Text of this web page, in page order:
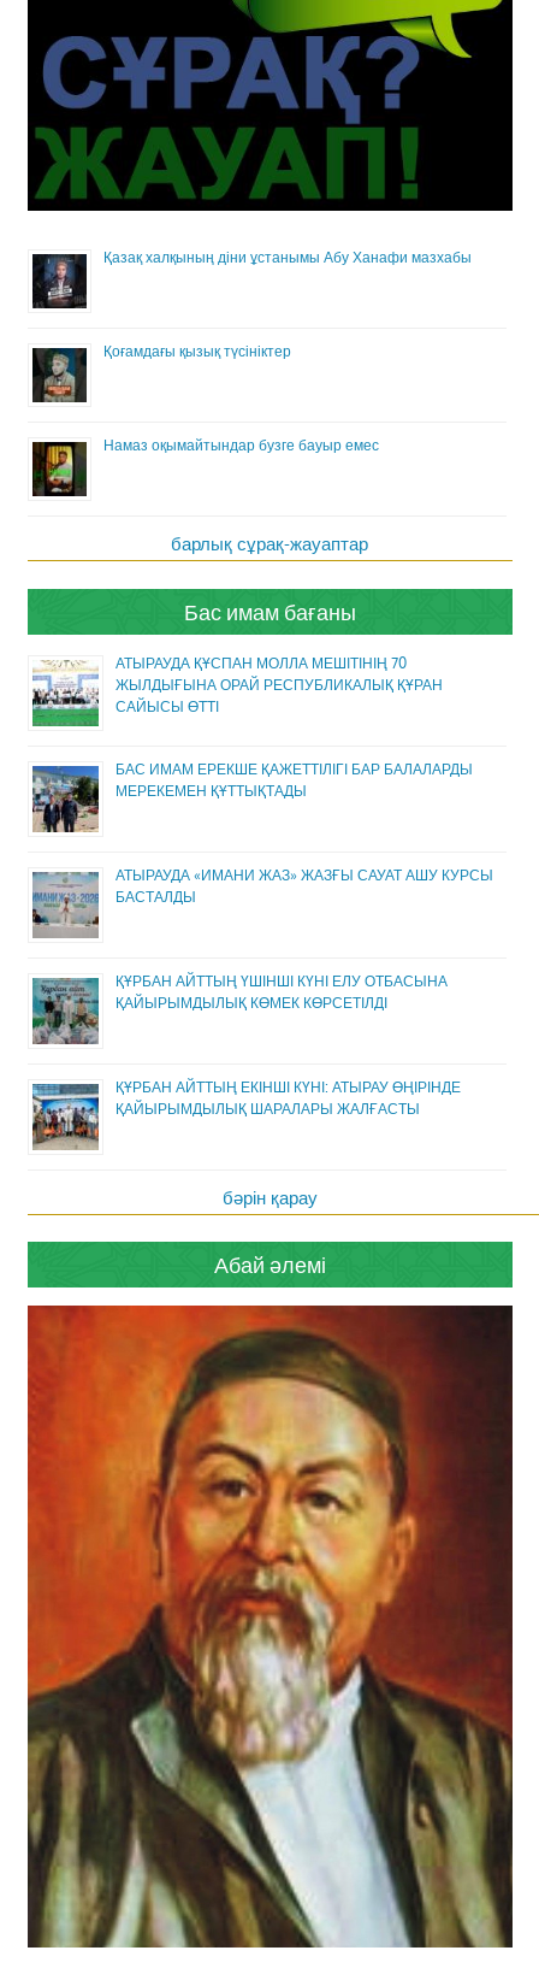
Қазақ халқының діни ұстанымы Абу Ханафи мазхабы
Қоғамдағы қызық түсініктер
Намаз оқымайтындар бузге бауыр емес
барлық сұрақ-жауаптар
Бас имам бағаны
АТЫРАУДА ҚҰСПАН МОЛЛА МЕШІТІНІҢ 70
ЖЫЛДЫҒЫНА ОРАЙ РЕСПУБЛИКАЛЫҚ ҚҰРАН
САЙЫСЫ ӨТТІ
БАС ИМАМ ЕРЕКШЕ ҚАЖЕТТІЛІГІ БАР БАЛАЛАРДЫ
МЕРЕКЕМЕН ҚҰТТЫҚТАДЫ
АТЫРАУДА «ИМАНИ ЖАЗ» ЖАЗҒЫ САУАТ АШУ КУРСЫ
БАСТАЛДЫ
ҚҰРБАН АЙТТЫҢ ҮШІНШІ КҮНІ ЕЛУ ОТБАСЫНА
ҚАЙЫРЫМДЫЛЫҚ КӨМЕК КӨРСЕТІЛДІ
ҚҰРБАН АЙТТЫҢ ЕКІНШІ КҮНІ: АТЫРАУ ӨҢІРІНДЕ
ҚАЙЫРЫМДЫЛЫҚ ШАРАЛАРЫ ЖАЛҒАСТЫ
бәрін қарау
Абай әлемі